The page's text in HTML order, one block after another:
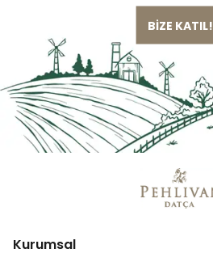
BİZE KATIL!
Kurumsal